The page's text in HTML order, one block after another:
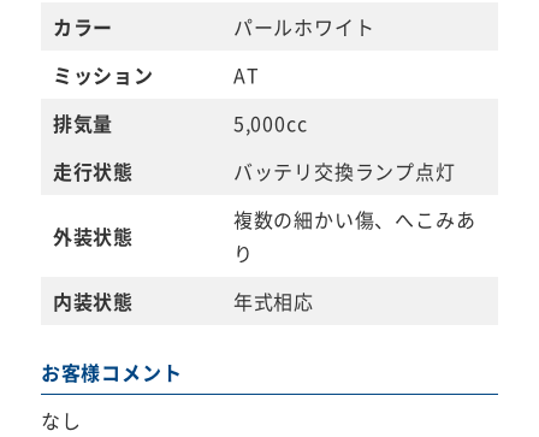
カラー
パールホワイト
ミッション
AT
排気量
5,000cc
走行状態
バッテリ交換ランプ点灯
外装状態
複数の細かい傷、へこみあ
り
内装状態
年式相応
お客様コメント
なし